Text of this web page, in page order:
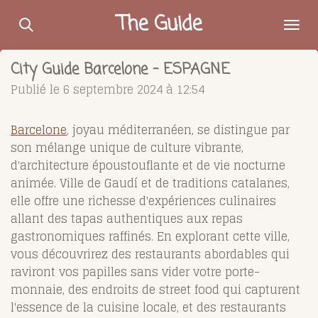
Passer
contenu
principal
The Guide
City Guide Barcelone - ESPAGNE
Publié le 6 septembre 2024 à 12:54
Barcelone, joyau méditerranéen, se distingue par
son mélange unique de culture vibrante,
d'architecture époustouflante et de vie nocturne
animée. Ville de Gaudí et de traditions catalanes,
elle offre une richesse d'expériences culinaires
allant des tapas authentiques aux repas
gastronomiques raffinés. En explorant cette ville,
vous découvrirez des restaurants abordables qui
raviront vos papilles sans vider votre porte-
monnaie, des endroits de street food qui capturent
l'essence de la cuisine locale, et des restaurants